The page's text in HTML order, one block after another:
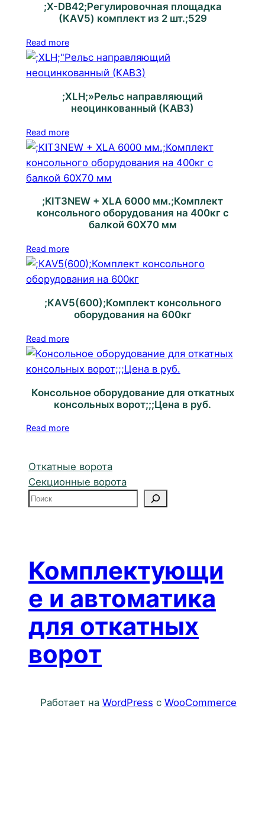
;X-DB42;Регулировочная площадка
(КАV5) комплект из 2 шт.;529
Read more
;XLH;»Рельс направляющий
неоцинкованный (КАВ3)
Read more
;KIT3NEW + XLA 6000 мм.;Комплект
консольного оборудования на 400кг с
балкой 60Х70 мм
Read more
;КАV5(600);Комплект консольного
оборудования на 600кг
Read more
Консольное оборудование для откатных
консольных ворот;;;Цена в руб.
Read more
Откатные ворота
Секционные ворота
П
к
Комплектующи
е и автоматика
для откатных
ворот
Работает на WordPress с WooCommerce